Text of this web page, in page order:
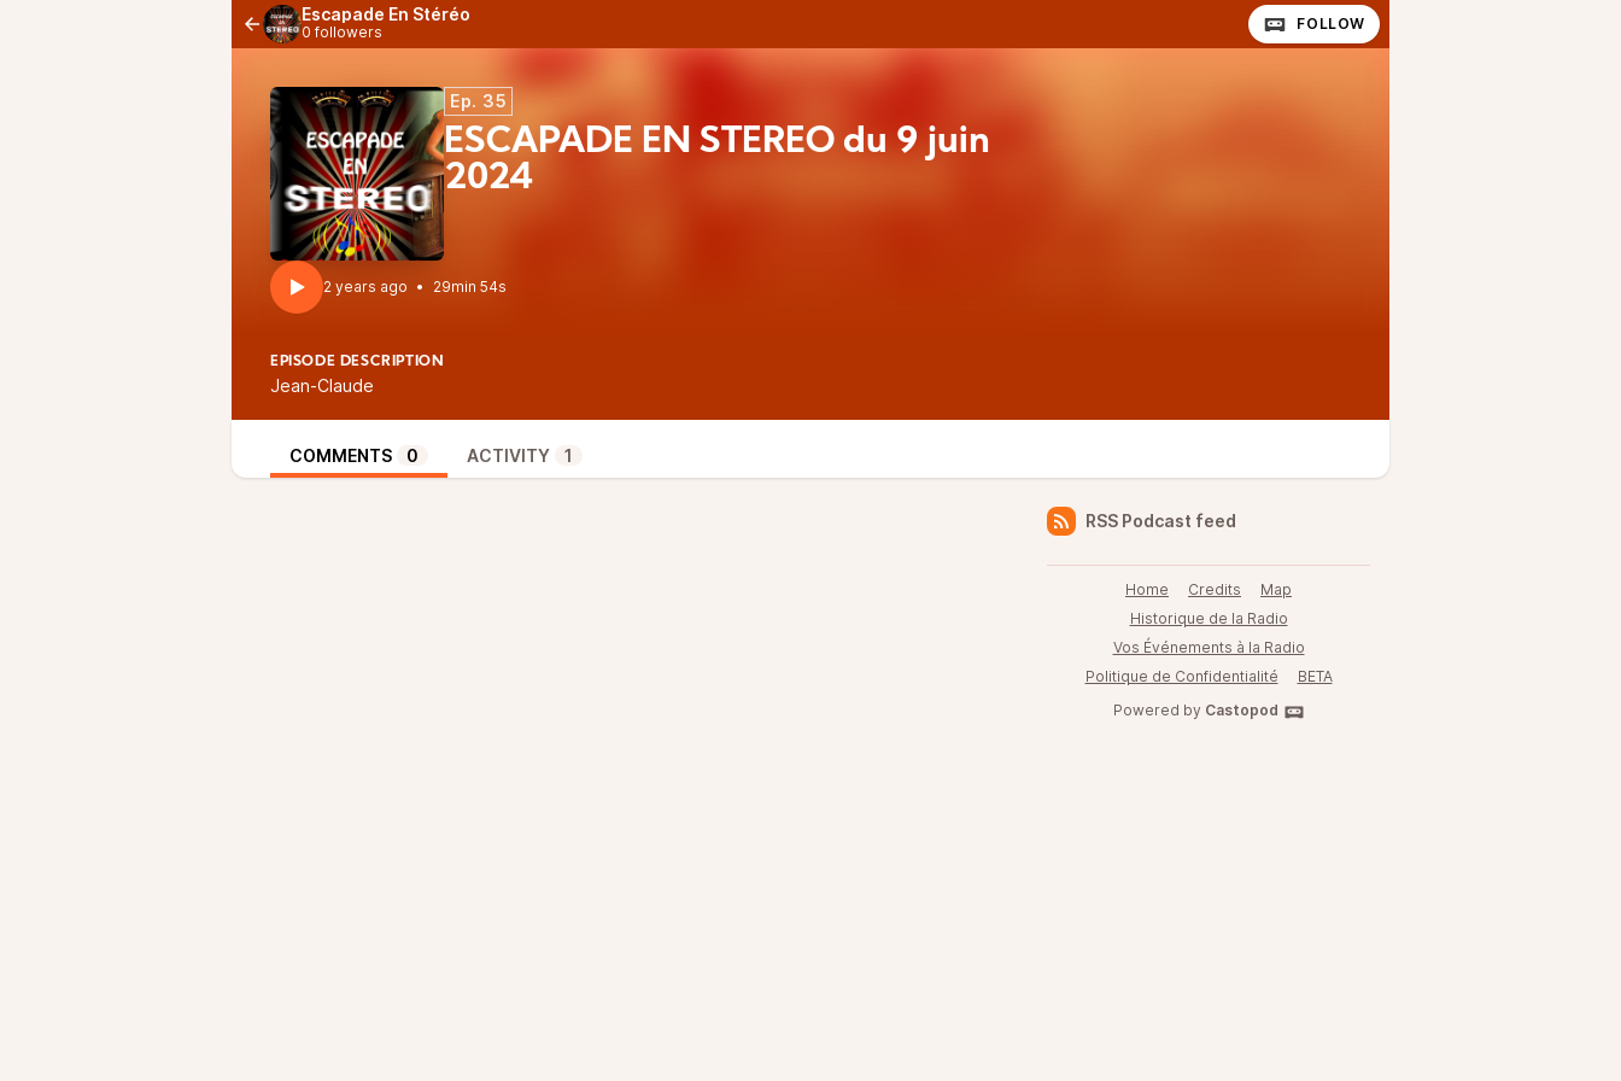
Escapade En Stéréo
0 followers FOLLOW
Ep. 35
ESCAPADE EN STÉRÉO du 9 juin
2024
2 years ago • 29min 54s
EPISODE DESCRIPTION
Jean-Claude
COMMENTS 0 ACTIVITY 1
RSS Podcast feed
Home Credits
Map
Historique de la Radio
Vos Événements à la Radio
Politique de Confidentialité
BETA
Powered by Castopod